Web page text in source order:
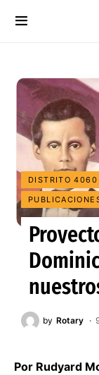
DISTRITO 4060
by Rotary
Por Rudyard